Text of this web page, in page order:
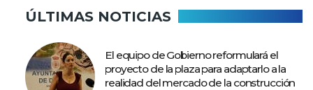
ÚLTIMAS NOTICIAS
El equipo de Gobierno reformulará el
proyecto de la plaza para adaptarlo a la
realidad del mercado de la construcción